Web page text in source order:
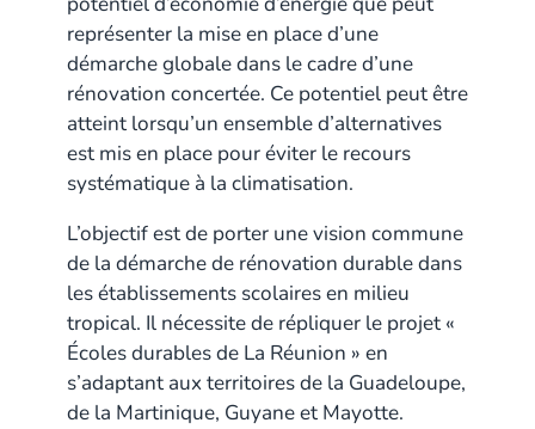
représenter la mise en place d’une
démarche globale dans le cadre d’une
rénovation concertée. Ce potentiel peut être
atteint lorsqu’un ensemble d’alternatives
est mis en place pour éviter le recours
systématique à la climatisation.
L’objectif est de porter une vision commune
de la démarche de rénovation durable dans
les établissements scolaires en milieu
tropical. Il nécessite de répliquer le projet «
Écoles durables de La Réunion » en
s’adaptant aux territoires de la Guadeloupe,
de la Martinique, Guyane et Mayotte.